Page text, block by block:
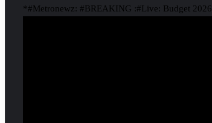
*#Metronewz: #BREAKING :#Live: Budget 2026